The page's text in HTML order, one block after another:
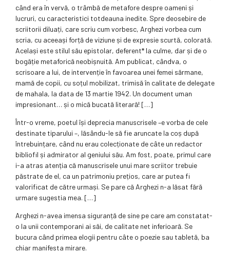
când era în vervă, o trâmbă de metafore despre oameni și
lucruri, cu caracteristici totdeauna inedite. Spre deosebire de
scriitorii diluați, care scriu cum vorbesc, Arghezi vorbea cum
scria, cu aceeași forță de viziune și de expresie scurtă, colorată.
Același este stilul său epistolar, deferent* la culme, dar și de o
bogăție metaforică neobișnuită. Am publicat, cândva, o
scrisoare a lui, de intervenție în favoarea unei femei sărmane,
mamă de copii, cu soțul mobilizat, trimisă în calitate de delegate
de mahala, la data de 13 martie 1942. Un document uman
impresionant… și o mică bucată literară! […]
Într-o vreme, poetul își deprecia manuscrisele –e vorba de cele
destinate tiparului –, lăsându-le să fie aruncate la coș după
întrebuințare, când nu erau colecționate de câte un redactor
bibliofil și admirator al geniului său. Am fost, poate, primul care
i-a atras atenția că manuscrisele unui mare scriitor trebuie
păstrate de el, ca un patrimoniu prețios, care ar putea fi
valorificat de către urmași. Se pare că Arghezi n-a lăsat fără
urmare sugestia mea. […]
Arghezi n-avea imensa siguranță de sine pe care am constatat-
o la unii contemporani ai săi, de calitate net inferioară. Se
bucura când primea elogii pentru câte o poezie sau tabletă, ba
chiar manifesta mirare.